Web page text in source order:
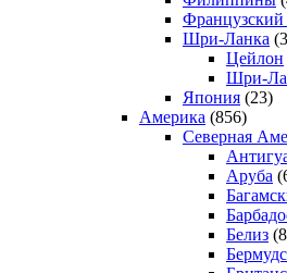
Шри-Ланка
Цейлон
Шри-
Япония (23)
Америка (856)
Северная
Аруба
Белиз